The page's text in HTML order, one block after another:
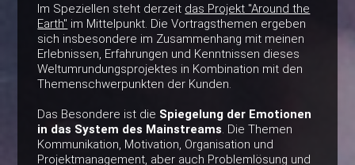
Im Speziellen steht derzeit das Projekt "Around the
Earth" im Mittelpunkt. Die Vortragsthemen ergeben
sich insbesondere im Zusammenhang mit meinen
Erlebnissen, Erfahrungen und Kenntnissen dieses
Weltumrundungsprojektes in Kombination mit den
Themenschwerpunkten der Kunden.
Das Besondere ist die Spiegelung der Emotionen
in das System des Mainstreams. Die Themen
Kommunikation, Motivation, Organisation und
Projektmanagement, aber auch Problemlösung und